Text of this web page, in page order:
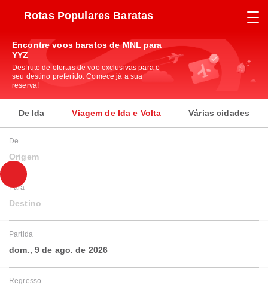
Rotas Populares Baratas
Encontre voos baratos de MNL para
YYZ
Desfrute de ofertas de voo exclusivas para o
seu destino preferido. Comece já a sua
reserva!
De Ida Viagem de Ida e Volta Várias cidades
De
Origem
Para
Destino
Partida
dom., 9 de ago. de 2026
Regresso